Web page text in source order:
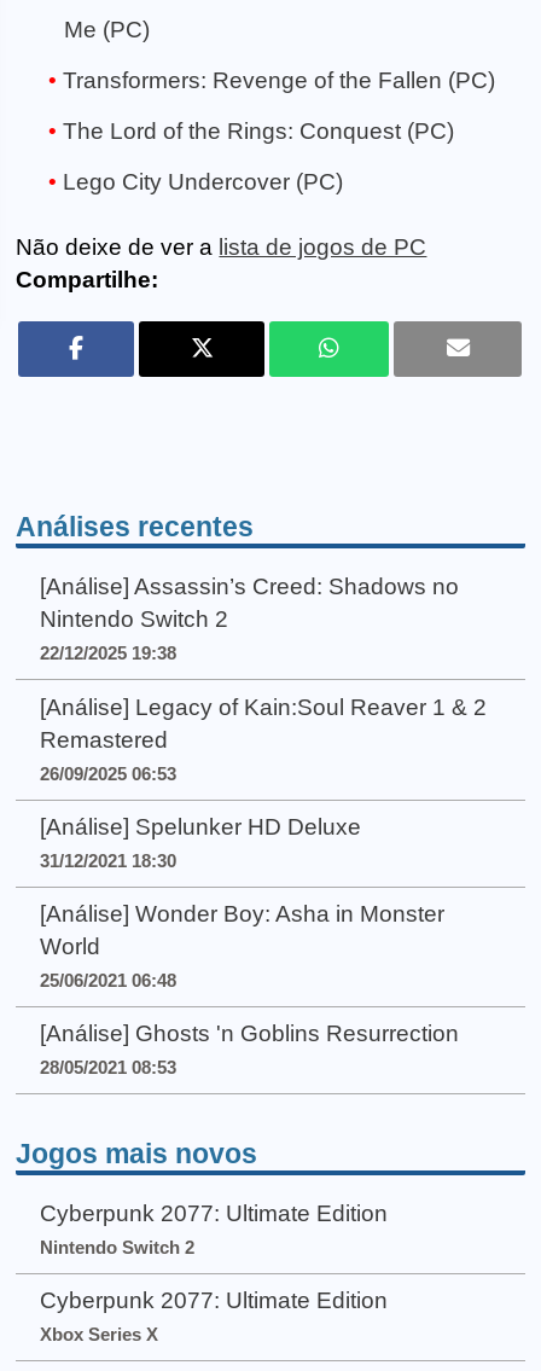
Me (PC)
Transformers: Revenge of the Fallen (PC)
The Lord of the Rings: Conquest (PC)
Lego City Undercover (PC)
Não deixe de ver a lista de jogos de PC
Compartilhe:
Análises recentes
[Análise] Assassin’s Creed: Shadows no
Nintendo Switch 2
22/12/2025 19:38
[Análise] Legacy of Kain:Soul Reaver 1 & 2
Remastered
26/09/2025 06:53
[Análise] Spelunker HD Deluxe
31/12/2021 18:30
[Análise] Wonder Boy: Asha in Monster
World
25/06/2021 06:48
[Análise] Ghosts 'n Goblins Resurrection
28/05/2021 08:53
Jogos mais novos
Cyberpunk 2077: Ultimate Edition
Nintendo Switch 2
Cyberpunk 2077: Ultimate Edition
Xbox Series X